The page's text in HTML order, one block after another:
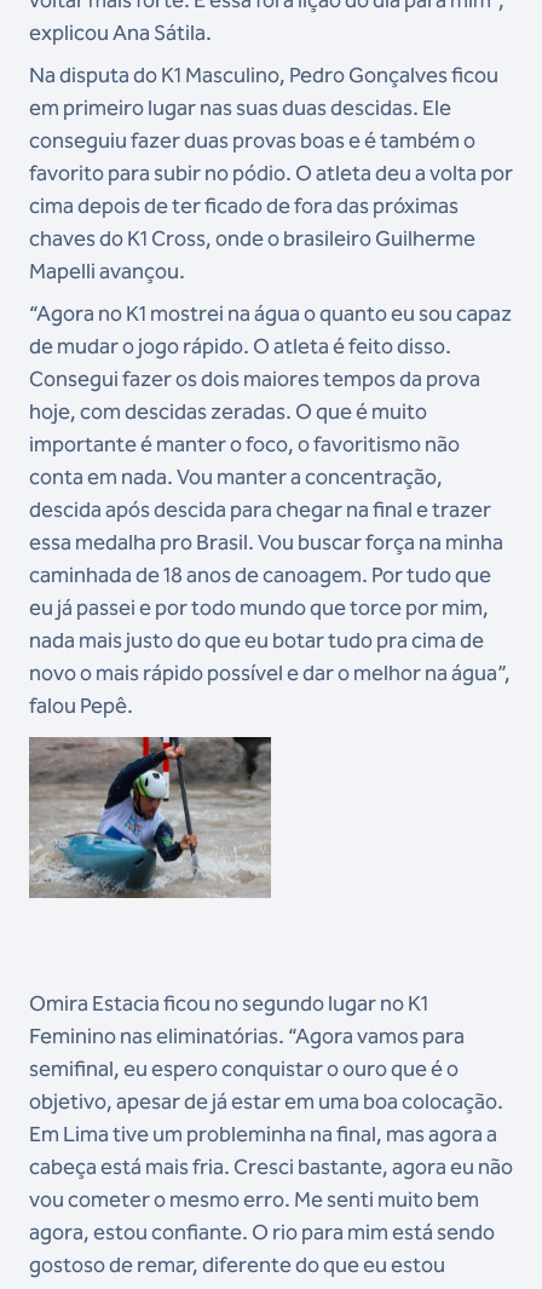
explicou Ana Sátila.
Na disputa do K1 Masculino, Pedro Gonçalves ficou
em primeiro lugar nas suas duas descidas. Ele
conseguiu fazer duas provas boas e é também o
favorito para subir no pódio. O atleta deu a volta por
cima depois de ter ficado de fora das próximas
chaves do K1 Cross, onde o brasileiro Guilherme
Mapelli avançou.
“Agora no K1 mostrei na água o quanto eu sou capaz
de mudar o jogo rápido. O atleta é feito disso.
Consegui fazer os dois maiores tempos da prova
hoje, com descidas zeradas. O que é muito
importante é manter o foco, o favoritismo não
conta em nada. Vou manter a concentração,
descida após descida para chegar na final e trazer
essa medalha pro Brasil. Vou buscar força na minha
caminhada de 18 anos de canoagem. Por tudo que
eu já passei e por todo mundo que torce por mim,
nada mais justo do que eu botar tudo pra cima de
novo o mais rápido possível e dar o melhor na água”,
falou Pepê.
Omira Estacia ficou no segundo lugar no K1
Feminino nas eliminatórias. “Agora vamos para
semifinal, eu espero conquistar o ouro que é o
objetivo, apesar de já estar em uma boa colocação.
Em Lima tive um probleminha na final, mas agora a
cabeça está mais fria. Cresci bastante, agora eu não
vou cometer o mesmo erro. Me senti muito bem
agora, estou confiante. O rio para mim está sendo
gostoso de remar, diferente do que eu estou